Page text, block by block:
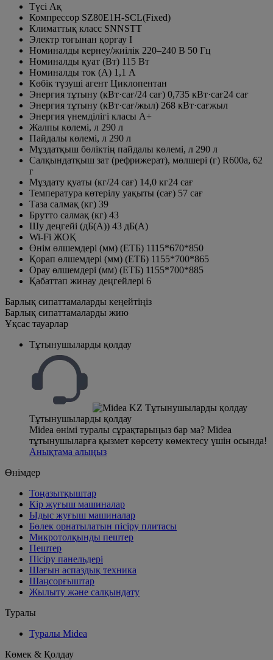
Түсі Ақ
Компрессор SZ80E1H-SCL(Fixed)
Климаттық класс SNNSTT
Электр тогынан қорғау I
Номиналды кернеу/жиілік 220–240 В 50 Гц
Номиналды қуат (Вт) 115 Вт
Номиналды ток (А) 1,1 А
Көбік түзуші агент Циклопентан
Энергия тұтыну (кВт·сағ/24 сағ) 0,735 кВт·сағ24 сағ
Энергия тұтыну (кВт·сағ/жыл) 268 кВт·сағжыл
Энергия үнемділігі класы A+
Жалпы көлемі, л 290 л
Пайдалы көлемі, л 290 л
Мұздатқыш бөліктің пайдалы көлемі, л 290 л
Салқындатқыш зат (рефрижерат), мөлшері (г) R600a, 62
г
Мұздату қуаты (кг/24 сағ) 14,0 кг24 сағ
Температура көтерілу уақыты (сағ) 57 сағ
Таза салмақ (кг) 39
Брутто салмақ (кг) 43
Шу деңгейі (дБ(A)) 43 дБ(А)
Wi-Fi ЖОҚ
Өнім өлшемдері (мм) (ЕТБ) 1115*670*850
Қорап өлшемдері (мм) (ЕТБ) 1155*700*865
Орау өлшемдері (мм) (ЕТБ) 1155*700*885
Қабаттап жинау деңгейлері 6
Барлық сипаттамаларды кеңейтіңіз
Барлық сипаттамаларды жию
Ұқсас тауарлар
Тұтынушыларды қолдау
Тұтынушыларды қолдау
Midea өнімі туралы сұрақтарыңыз бар ма? Midea
тұтынушыларға қызмет көрсету көмектесу үшін осында!
Анықтама алыңыз
Өнімдер
Тоңазытқыштар
Кір жуғыш машиналар
Ыдыс жуғыш машиналар
Бөлек орнатылатын пісіру плитасы
Микротолқынды пештер
Пештер
Пісіру панельдері
Шағын аспаздық техника
Шаңсорғыштар
Жылыту және салқындату
Туралы
Туралы Midea
Көмек & Қолдау